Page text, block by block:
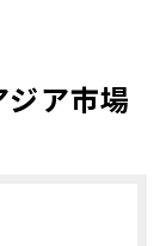
ア市場